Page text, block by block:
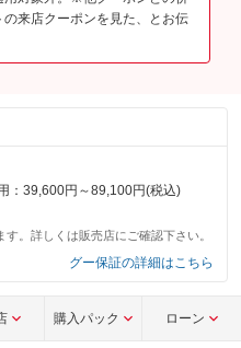
来店クーポンを見た、とお伝
：39,600円～89,100円(税込)
。詳しくは販売店にご確認下さい。
グー保証の詳細はこちら
購入パック ローン